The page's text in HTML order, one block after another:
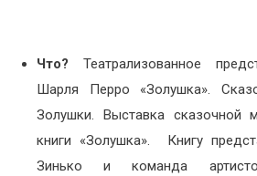
Что? Театрализованное
Шарля Перро «Золушка».
Золушки. Выставка сказочной
книги «Золушка». Книгу
Зинько и команда